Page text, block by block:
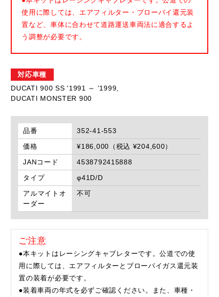
使用に際しては、エアフィルター・ブローバイ還元装
置など、車体に合わせて道路運送車両法に適合するよ
う調整が必要です。
対応車種
DUCATI 900 SS '1991 ～ '1999,
DUCATI MONSTER 900
品番
352-41-553
価格
¥186,000（税込 ¥204,600）
JANコード
4538792415888
タイプ
φ41D/D
アルマイトオ
ーダー
不可
ご注意
●本キットはレーシングキャブレターです。公道での使
用に際しては、エアフィルターとブローバイガス還元装
置の装着が必要です。
●装着車両の年式を必ずご確認ください。また、車種・